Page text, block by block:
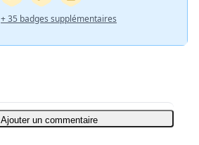
+ 35 badges supplémentaires
Ajouter un commentaire